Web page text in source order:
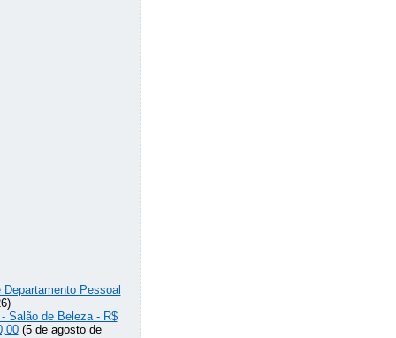
Pessoal
Salão de Beleza - R$
(5 de agosto de